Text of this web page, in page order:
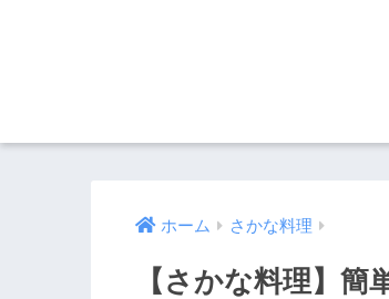
ホーム さかな料理
【さかな料理】簡